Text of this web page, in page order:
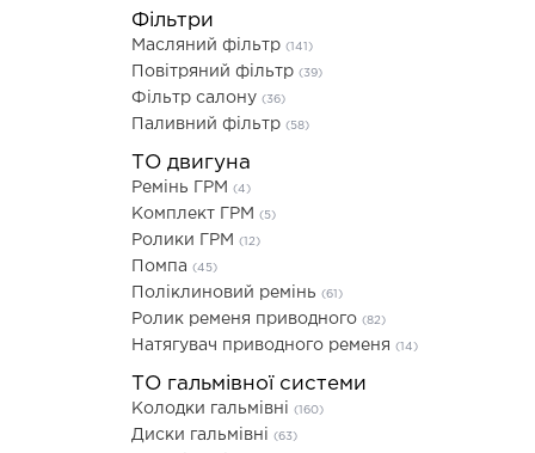
Фільтри
Масляний фільтр (141)
Повітряний фільтр (39)
Фільтр салону (36)
Паливний фільтр (58)
ТО двигуна
Ремінь ГРМ (4)
Комплект ГРМ (5)
Ролики ГРМ (12)
Помпа (45)
Поліклиновий ремінь (61)
Ролик ременя приводного (82)
Натягувач приводного ременя (14)
ТО гальмівної системи
Колодки гальмівні (160)
Диски гальмівні (63)